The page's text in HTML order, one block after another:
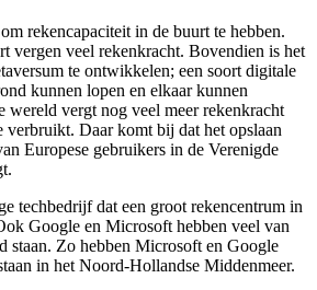
rekencapaciteit in de buurt te hebben.
vergen veel rekenkracht. Bovendien is het
te ontwikkelen; een soort digitale
kunnen lopen en elkaar kunnen
wereld vergt nog veel meer rekenkracht
verbruikt. Daar komt bij dat het opslaan
Europese gebruikers in de Verenigde
techbedrijf dat een groot rekencentrum in
Google en Microsoft hebben veel van
staan. Zo hebben Microsoft en Google
in het Noord-Hollandse Middenmeer.